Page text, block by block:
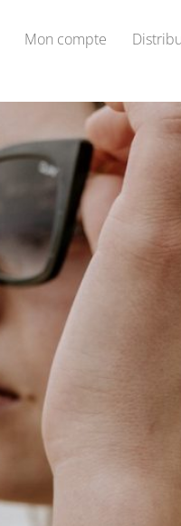
Mon compte